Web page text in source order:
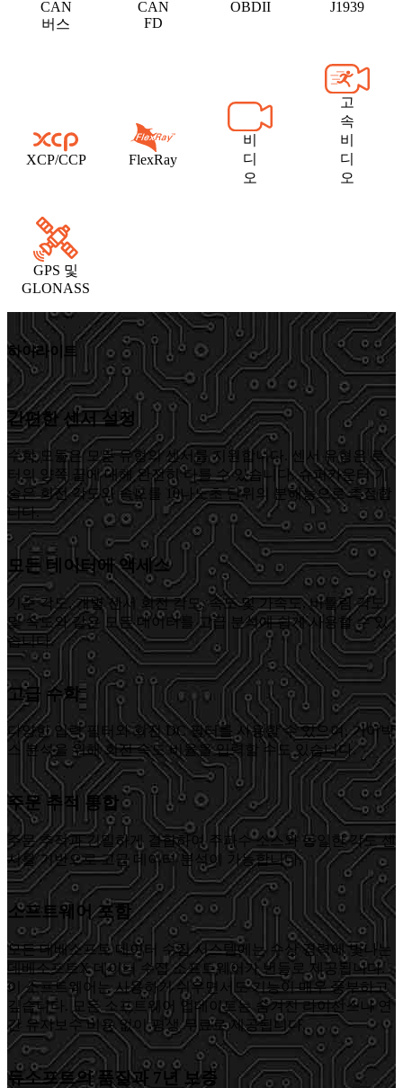
CAN
버스
CAN
FD
OBDII J1939
XCP/CCP FlexRay
비
디
오
고
속
비
디
오
GPS 및
GLONASS
하이라이트
간편한 센서 설정
수학 모듈은 모든 유형의 센서를 지원합니다. 센서 유형은 로
터의 양쪽 끝에 대해 완전히 다를 수 있습니다. 슈퍼카운터 기
술은 회전 각도와 속도를 10나노초 단위의 분해능으로 측정합
니다.
모든 데이터에 액세스
기준 각도, 개별 센서 회전 각도, 속도 및 가속도, 비틀림 각도
및 속도와 같은 모든 데이터를 고급 분석에 쉽게 사용할 수 있
습니다.
고급 수학
다양한 입력 필터와 회전 DC 필터를 사용할 수 있으며, 기어박
스 분석을 위해 회전 속도 비율을 입력할 수도 있습니다.
주문 추적 통합
주문 추적과 긴밀하게 결합하여 주파수 소스와 동일한 각도 센
서를 기반으로 고급 데이터 분석이 가능합니다,
소프트웨어 포함
모든 데베소프트 데이터 수집 시스템에는 수상 경력에 빛나는
데베소프트X 데이터 수집 소프트웨어가 번들로 제공됩니다.
이 소프트웨어는 사용하기 쉬우면서도 기능이 매우 풍부하고
깊습니다. 모든 소프트웨어 업데이트는 숨겨진 라이선스나 연
간 유지보수 비용 없이 평생 무료로 제공됩니다.
듀소프트의 품질과 7년 보증